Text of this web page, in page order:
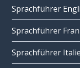
Sprachführer
Sprachführer
Sprachführer